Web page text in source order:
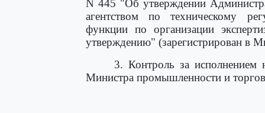
N 445 "Об утверждении
агентством по техническому
функции по организации
утверждению" (зарегистрирован в
3. Контроль за исполнением
Министра промышленности и